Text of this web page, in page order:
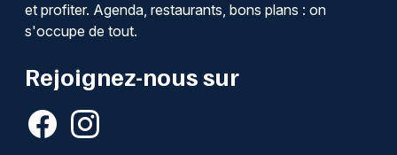
et profiter. Agenda, restaurants, bons plans : on
s'occupe de tout.
Rejoignez-nous sur